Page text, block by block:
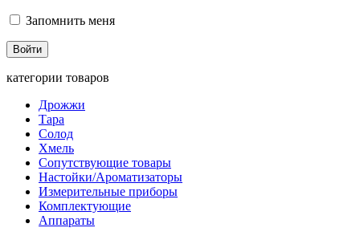
Запомнить меня
категории товаров
Дрожжи
Тара
Солод
Хмель
Сопутствующие товары
Настойки/Ароматизаторы
Измерительные приборы
Комплектующие
Аппараты